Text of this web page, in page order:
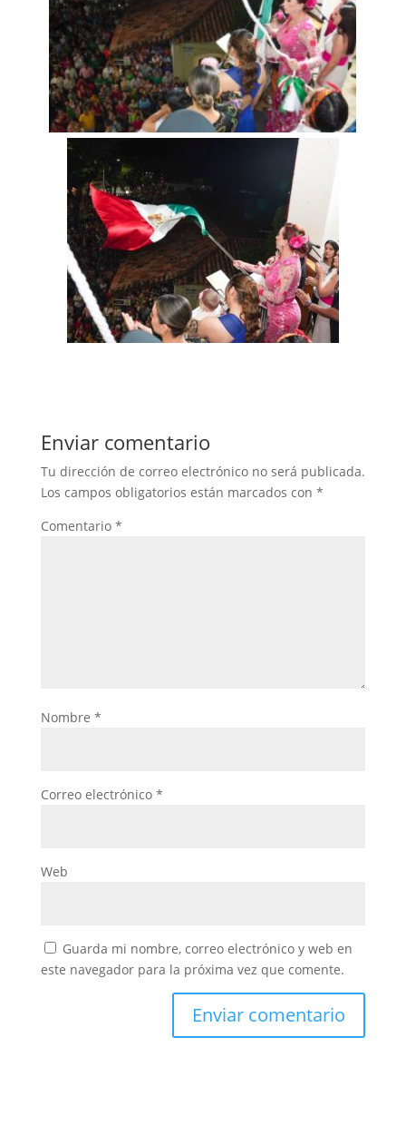
Enviar comentario
Tu dirección de correo electrónico no será publicada.
Los campos obligatorios están marcados con *
Comentario *
Nombre *
Correo electrónico *
Web
Guarda mi nombre, correo electrónico y web en
este navegador para la próxima vez que comente.